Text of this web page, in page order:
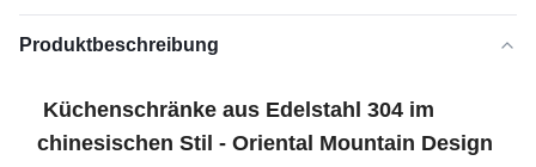
Produktbeschreibung
Küchenschränke aus Edelstahl 304 im
chinesischen Stil - Oriental Mountain Design